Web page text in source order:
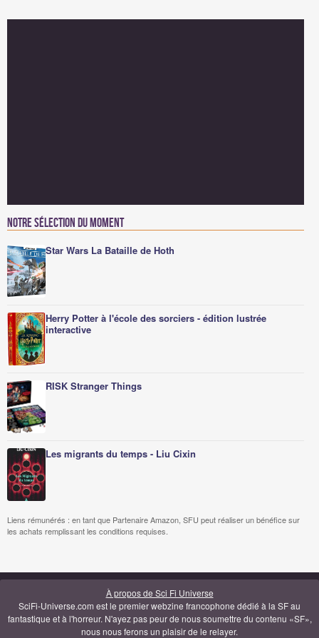
Notre sélection du moment
Star Wars La Bataille de Hoth
Herry Potter à l'école des sorciers - édition lustrée
interactive
RISK Stranger Things
Les migrants du temps - Liu Cixin
Liens rémunérés : en tant que Partenaire Amazon, SFU peut réaliser un bénéfice sur
les achats remplissant les conditions requises.
À propos de Sci Fi Universe
SciFi-Universe.com est le premier webzine francophone dédié à la SF au
fantastique et à l'horreur. N'ayez pas peur de nous soumettre du contenu «SF»,
nous nous ferons un plaisir de le relayer.